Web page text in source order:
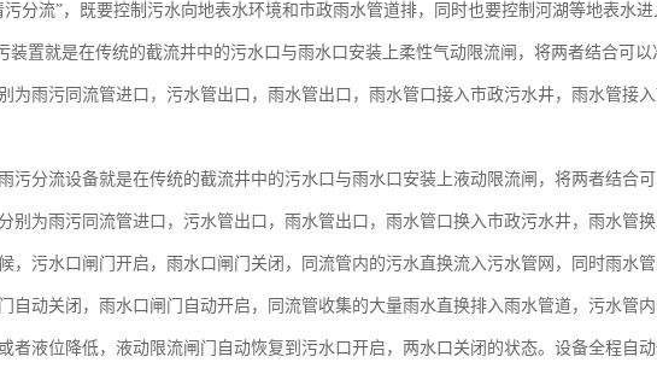
分流”，既要控制污水向地表水环境和市政雨水管道排，同时也要控制河湖等地表水进
装置就是在传统的截流井中的污水口与雨水口安装上柔性气动限流闸，将两者结合可
为雨污同流管进口，污水管出口，雨水管出口，雨水管口接入市政污水井，雨水管接
污分流设备就是在传统的截流井中的污水口与雨水口安装上液动限流闸，将两者结合
别为雨污同流管进口，污水管出口，雨水管出口，雨水管口换入市政污水井，雨水管
，污水口闸门开启，雨水口闸门关闭，同流管内的污水直换流入污水管网，同时雨水
自动关闭，雨水口闸门自动开启，同流管收集的大量雨水直换排入雨水管道，污水管
者液位降低，液动限流闸门自动恢复到污水口开启，两水口关闭的状态。设备全程自